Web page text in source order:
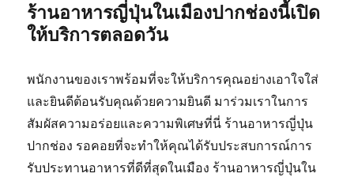
ร้านอาหารญี่ปุ่นในเมืองปากช่องนี้เปิด
ให้บริการตลอดวัน
พนักงานของเราพร้อมที่จะให้บริการคุณอย่างเอาใจใส่
และยินดีต้อนรับคุณด้วยความยินดี มาร่วมเราในการ
สัมผัสความอร่อยและความพิเศษที่นี่ ร้านอาหารญี่ปุ่น
ปากช่อง รอคอยที่จะทำให้คุณได้รับประสบการณ์การ
รับประทานอาหารที่ดีที่สุดในเมือง ร้านอาหารญี่ปุ่นใน